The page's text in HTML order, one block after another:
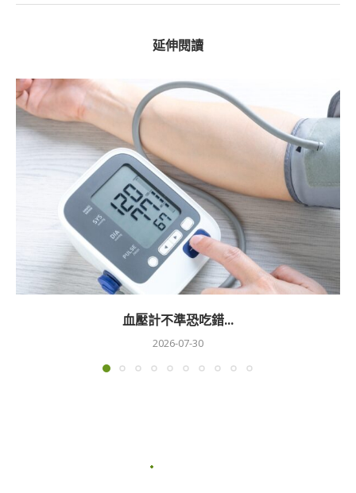
延伸閱讀
血壓計不準恐吃錯...
2026-07-30